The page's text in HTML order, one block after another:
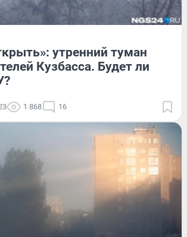
утренний туман
Кузбасса. Будет ли
1 868 16